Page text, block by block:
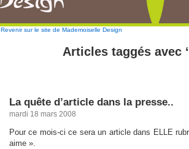
Revenir sur le site de Mademoiselle Design
Articles taggés avec
La quête d’article dans la presse..
mardi 18 mars 2008
Pour ce mois-ci ce sera un article dans ELLE
aime ».